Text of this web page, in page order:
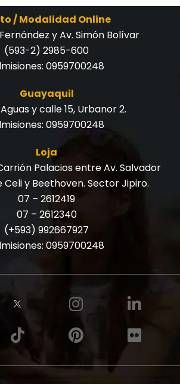
/ Modalidad Online
y Av. Simón Bolívar
(593-2) 2985-600
0959700248
Guayaquil
y calle 15, Urbanor 2.
0959700248
Loja
Palacios entre Av. Salvador
y Beethoven. Sector Jipiro.
07 – 2612419
07 – 2612340
(+593) 992667927
0959700248